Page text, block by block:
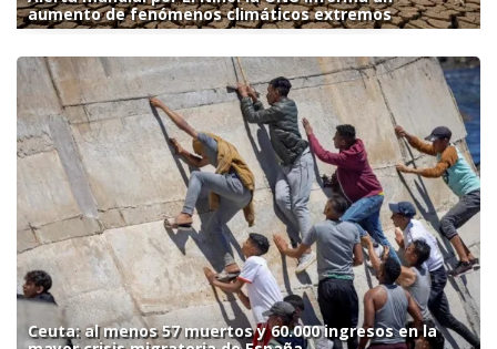
aumento de fenómenos climáticos extremos
Ceuta: al menos 57 muertos y 60.000 ingresos en la